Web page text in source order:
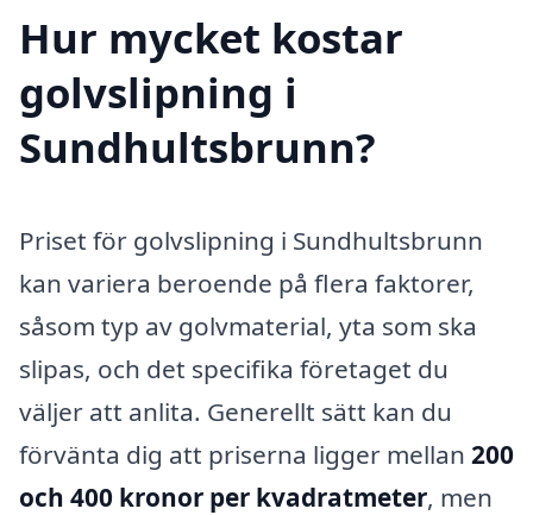
Hur mycket kostar
golvslipning i
Sundhultsbrunn?
Priset för golvslipning i Sundhultsbrunn
kan variera beroende på flera faktorer,
såsom typ av golvmaterial, yta som ska
slipas, och det specifika företaget du
väljer att anlita. Generellt sätt kan du
förvänta dig att priserna ligger mellan 200
och 400 kronor per kvadratmeter, men